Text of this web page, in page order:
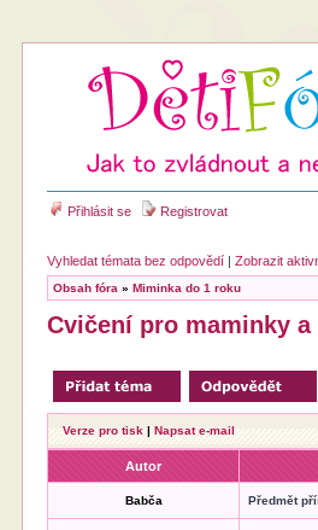
Přihlásit se Registrovat
Vyhledat témata bez odpovědí |Zobrazit
Obsah fóra »Miminka do 1 roku
Cvičení pro maminky a
Verze pro tisk |Napsat e-mail
Autor
Babča Předmět